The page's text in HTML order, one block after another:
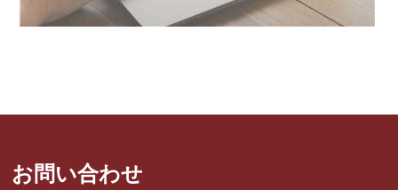
お問い合わせ